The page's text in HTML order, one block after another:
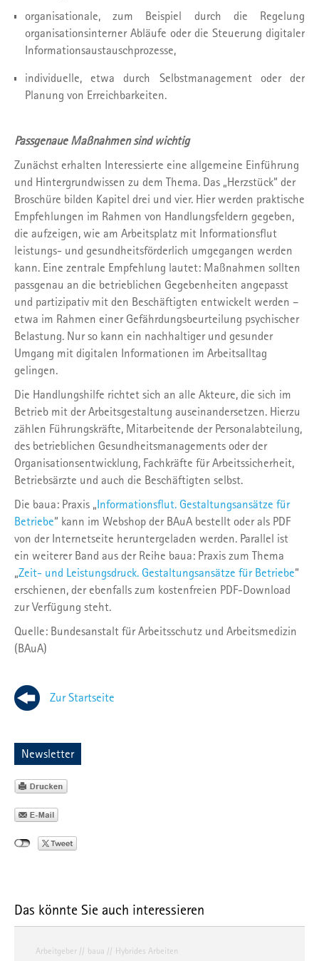
organisationale, zum Beispiel durch die Regelung
organisationsinterner Abläufe oder die Steuerung digitaler
Informationsaustauschprozesse,
individuelle, etwa durch Selbstmanagement oder der
Planung von Erreichbarkeiten.
Passgenaue Maßnahmen sind wichtig
Zunächst erhalten Interessierte eine allgemeine Einführung
und Hintergrundwissen zu dem Thema. Das „Herzstück“ der
Broschüre bilden Kapitel drei und vier. Hier werden praktische
Empfehlungen im Rahmen von Handlungsfeldern gegeben,
die aufzeigen, wie am Arbeitsplatz mit Informationsflut
leistungs- und gesundheitsförderlich umgegangen werden
kann. Eine zentrale Empfehlung lautet: Maßnahmen sollten
passgenau an die betrieblichen Gegebenheiten angepasst
und partizipativ mit den Beschäftigten entwickelt werden –
etwa im Rahmen einer Gefährdungsbeurteilung psychischer
Belastung. Nur so kann ein nachhaltiger und gesunder
Umgang mit digitalen Informationen im Arbeitsalltag
gelingen.
Die Handlungshilfe richtet sich an alle Akteure, die sich im
Betrieb mit der Arbeitsgestaltung auseinandersetzen. Hierzu
zählen Führungskräfte, Mitarbeitende der Personalabteilung,
des betrieblichen Gesundheitsmanagements oder der
Organisationsentwicklung, Fachkräfte für Arbeitssicherheit,
Betriebsärzte und auch die Beschäftigten selbst.
Die baua: Praxis „Informationsflut. Gestaltungsansätze für
Betriebe“ kann im Webshop der BAuA bestellt oder als PDF
von der Internetseite heruntergeladen werden. Parallel ist
ein weiterer Band aus der Reihe baua: Praxis zum Thema
„Zeit- und Leistungsdruck. Gestaltungsansätze für Betriebe“
erschienen, der ebenfalls zum kostenfreien PDF-Download
zur Verfügung steht.
Quelle: Bundesanstalt für Arbeitsschutz und Arbeitsmedizin
(BAuA)
Zur Startseite
Newsletter
Das könnte Sie auch interessieren
Arbeitgeber baua Hybrides Arbeiten